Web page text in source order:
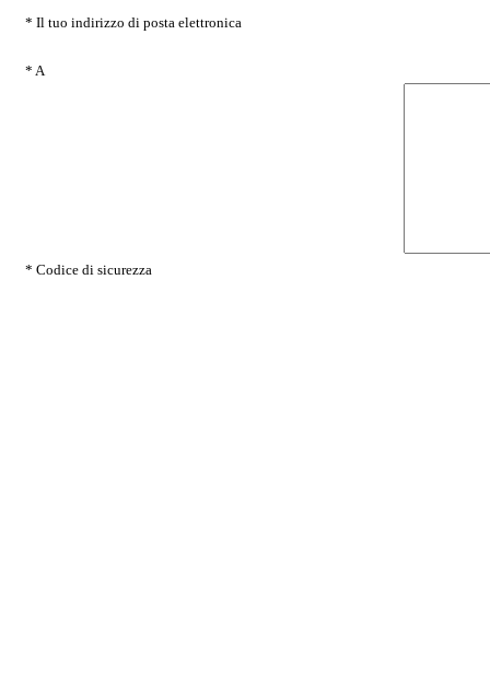
* Il tuo indirizzo di posta elettronica
* A
* Codice di sicurezza